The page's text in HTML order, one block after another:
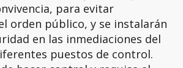
para evitar
orden público, y se instalarán
en las inmediaciones del
puestos de control.